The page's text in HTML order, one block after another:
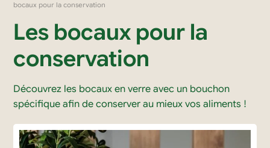
bocaux pour la conservation
Les bocaux pour la
conservation
Découvrez les bocaux en verre avec un bouchon
spécifique afin de conserver au mieux vos aliments !